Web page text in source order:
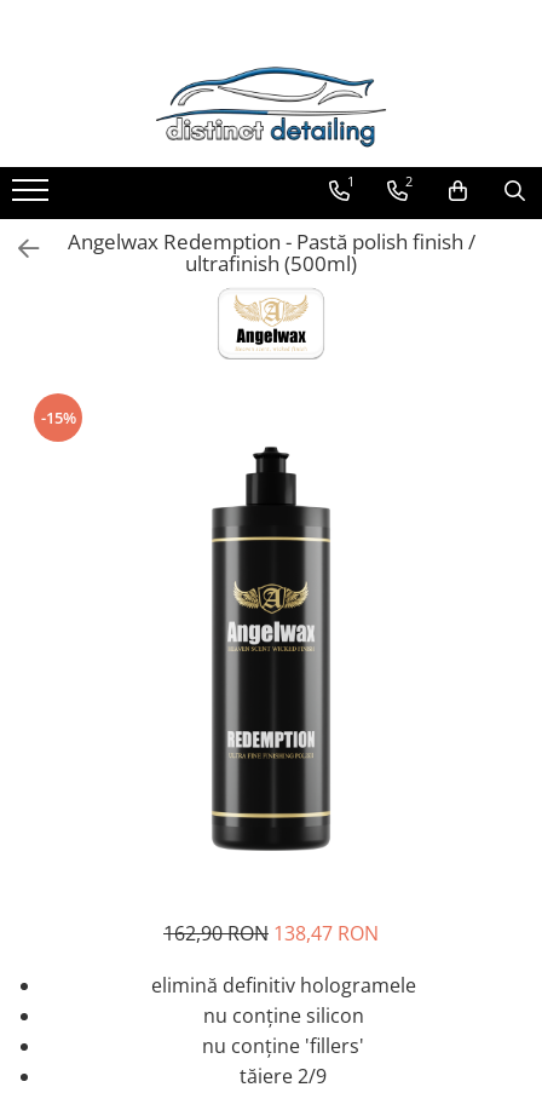
Unelte Tornador®
Piese de Schimb Tornador®
Maşini de Polishat
Talere şi Piese de Schimb
Decontaminare
Sealant şi Quick Detailer
Curăţare
Textile
1 2
Angelwax Redemption - Pastă polish finish /
ultrafinish (500ml)
-15%
162,90 RON 138,47 RON
elimină definitiv hologramele
nu conţine silicon
nu conţine 'fillers'
tăiere 2/9